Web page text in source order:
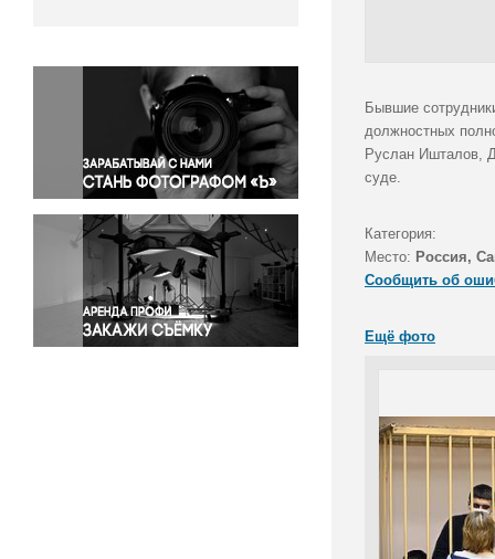
Окружающая среда
Политика
Правосудие
Происшествия и конфликты
Религия
Светская жизнь
Спорт
Экология
Экономика и бизнес
Бывшие
должностных
Руслан Ишталов,
суде.
Категория:
Место: Россия,
Сообщить об
Ещё фото